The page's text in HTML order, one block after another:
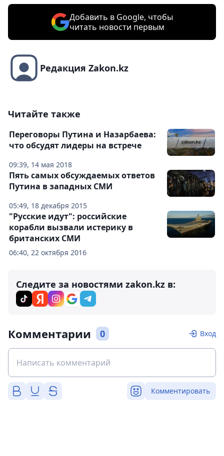
Добавить в Google, чтобы
читать новости первым
Редакция Zakon.kz
Читайте также
09:39, 14 мая 2018
Переговоры Путина и Назарбаева:
что обсудят лидеры на встрече
05:49, 18 декабря 2015
Пять самых обсуждаемых ответов
Путина в западных СМИ
06:40, 22 октября 2016
"Русские идут": российские
корабли вызвали истерику в
британских СМИ
Следите за новостями zakon.kz в:
Комментарии 0 Вход
Комментировать